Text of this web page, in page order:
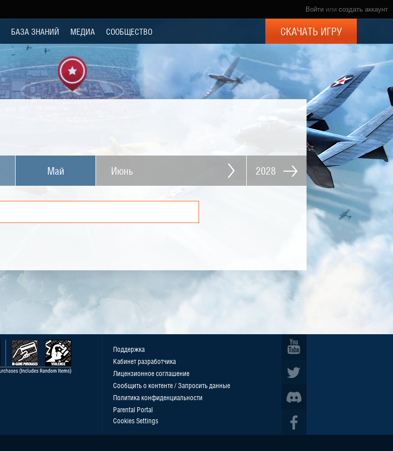
Войти или создать аккаунт
БАЗА ЗНАНИЙ МЕДИА СООБЩЕСТВО СКАЧАТЬ ИГРУ
Май Июнь 2028
Поддержка
Кабинет разработчика
Лицензионное соглашение
Сообщить о контенте / Запросить данные
Политика конфиденциальности
Parental Portal
Cookies Settings